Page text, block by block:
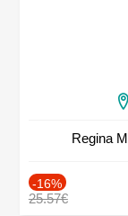
Regina
-16%
25.57€